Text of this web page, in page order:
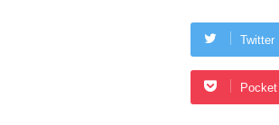
Twitter
Pocket